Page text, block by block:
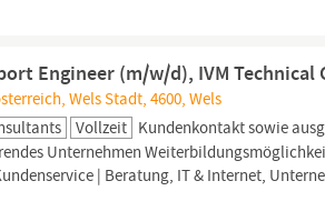
Engineer (m/w/d), IVM Technical
Wels Stadt, 4600, Wels
Vollzeit Kundenkontakt sowie
Unternehmen
| Beratung, IT & Internet,